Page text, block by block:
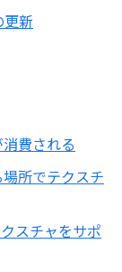
更新
費される
所でテクスチ
スチャをサポ